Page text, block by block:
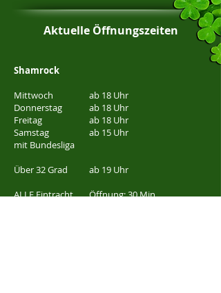
Aktuelle Öffnungszeiten
Shamrock
Mittwoch
Donnerstag
Freitag
Samstag
mit Bundesliga
Über 32 Grad
ALLE Eintracht
ab 18 Uhr
ab 18 Uhr
ab 18 Uhr
ab 15 Uhr
ab 19 Uhr
Öffnung: 30 Min